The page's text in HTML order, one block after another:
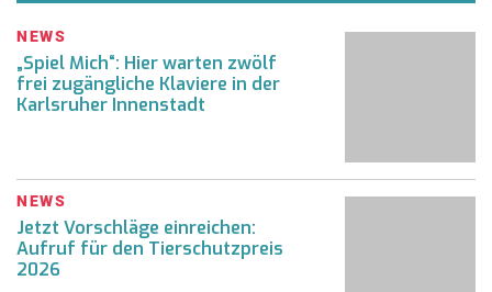
NEWS
„Spiel Mich“: Hier warten zwölf
frei zugängliche Klaviere in der
Karlsruher Innenstadt
NEWS
Jetzt Vorschläge einreichen:
Aufruf für den Tierschutzpreis
2026